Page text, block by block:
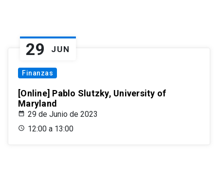
29 JUN
Finanzas
[Online] Pablo Slutzky, University of
Maryland
29 de Junio de 2023
12:00 a 13:00